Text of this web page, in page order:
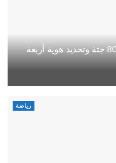
سلطات سبتة تعلن انتشال 80 جثة وتحديد هوية أربعة
رياضة